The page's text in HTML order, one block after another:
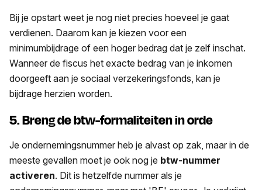
Bij je opstart weet je nog niet precies hoeveel je gaat
verdienen. Daarom kan je kiezen voor een
minimumbijdrage of een hoger bedrag dat je zelf inschat.
Wanneer de fiscus het exacte bedrag van je inkomen
doorgeeft aan je sociaal verzekeringsfonds, kan je
bijdrage herzien worden.
5. Breng de btw-formaliteiten in orde
Je ondernemingsnummer heb je alvast op zak, maar in de
meeste gevallen moet je ook nog je btw-nummer
activeren. Dit is hetzelfde nummer als je